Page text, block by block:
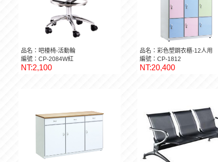
品名：吧檯椅-活動輪
編號：CP-2084W紅
NT:2,100
品名：彩色塑鋼衣櫃-12人用
編號：CP-1812
NT:20,400